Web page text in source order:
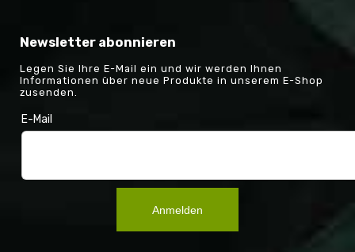
Newsletter abonnieren
Legen Sie Ihre E-Mail ein und wir werden Ihnen
Informationen über neue Produkte in unserem E-Shop
zusenden.
E-Mail
Anmelden